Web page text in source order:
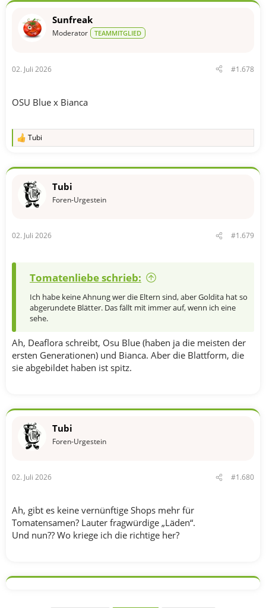
Sunfreak
Moderator TEAMMITGLIED
02. Juli 2026 #1.678
OSU Blue x Bianca
R
k
:
Tubi
Tubi
Foren-Urgestein
02. Juli 2026 #1.679
Tomatenliebe schrieb:
Ich habe keine Ahnung wer die Eltern sind, aber Goldita hat so
abgerundete Blätter. Das fällt mit immer auf, wenn ich eine
sehe.
Ah, Deaflora schreibt, Osu Blue (haben ja die meisten der
ersten Generationen) und Bianca. Aber die Blattform, die
sie abgebildet haben ist spitz.
Tubi
Foren-Urgestein
02. Juli 2026 #1.680
Ah, gibt es keine vernünftige Shops mehr für
Tomatensamen? Lauter fragwürdige „Läden“.
Und nun?? Wo kriege ich die richtige her?